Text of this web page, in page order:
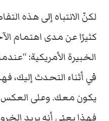
لكنّ الانتباه إلى هذه
كثيرًا عن مدى اهتمام
الخبيرة الأمريكية:
في أثناء التحدث إليك،
يكون معك. وعلى العكس
فهذا يعني أنه يريد